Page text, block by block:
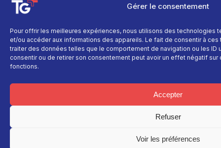
Gérer le consentement
Pour offrir les meilleures expériences, nous utilisons des technologies
et/ou accéder aux informations des appareils. Le fait de consentir à
traiter des données telles que le comportement de navigation ou les ID
consentir ou de retirer son consentement peut avoir un effet négatif
fonctions.
Accepter
Refuser
Voir les préférences